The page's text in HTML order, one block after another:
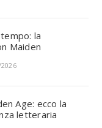
la
Maiden
Age: ecco la
letteraria